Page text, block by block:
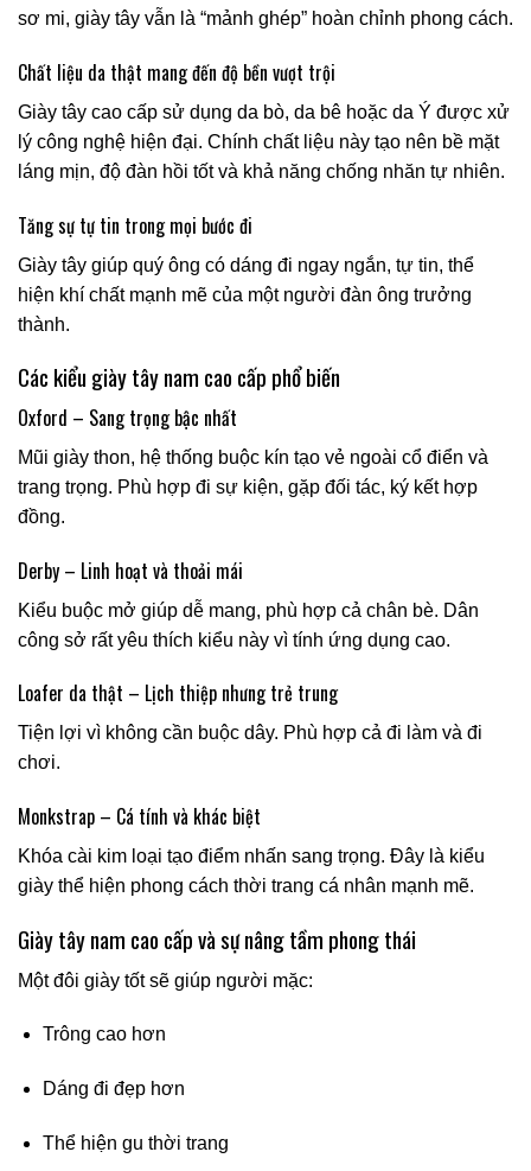
sơ mi, giày tây vẫn là “mảnh ghép” hoàn chỉnh phong cách.
Chất liệu da thật mang đến độ bền vượt trội
Giày tây cao cấp sử dụng da bò, da bê hoặc da Ý được xử
lý công nghệ hiện đại. Chính chất liệu này tạo nên bề mặt
láng mịn, độ đàn hồi tốt và khả năng chống nhăn tự nhiên.
Tăng sự tự tin trong mọi bước đi
Giày tây giúp quý ông có dáng đi ngay ngắn, tự tin, thể
hiện khí chất mạnh mẽ của một người đàn ông trưởng
thành.
Các kiểu giày tây nam cao cấp phổ biến
Oxford – Sang trọng bậc nhất
Mũi giày thon, hệ thống buộc kín tạo vẻ ngoài cổ điển và
trang trọng. Phù hợp đi sự kiện, gặp đối tác, ký kết hợp
đồng.
Derby – Linh hoạt và thoải mái
Kiểu buộc mở giúp dễ mang, phù hợp cả chân bè. Dân
công sở rất yêu thích kiểu này vì tính ứng dụng cao.
Loafer da thật – Lịch thiệp nhưng trẻ trung
Tiện lợi vì không cần buộc dây. Phù hợp cả đi làm và đi
chơi.
Monkstrap – Cá tính và khác biệt
Khóa cài kim loại tạo điểm nhấn sang trọng. Đây là kiểu
giày thể hiện phong cách thời trang cá nhân mạnh mẽ.
Giày tây nam cao cấp và sự nâng tầm phong thái
Một đôi giày tốt sẽ giúp người mặc:
Trông cao hơn
Dáng đi đẹp hơn
Thể hiện gu thời trang